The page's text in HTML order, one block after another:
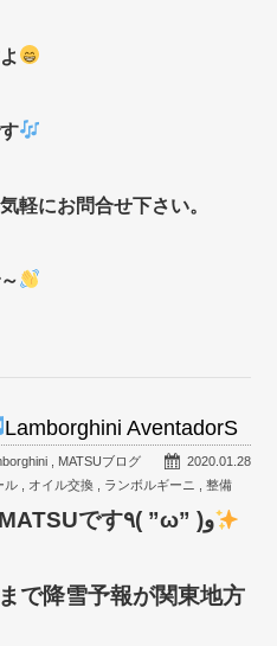
軽にお問合せ下さい。
Lamborghini AventadorS
2020.01.28
, MATSUブログ
ル, オイル交換, ランボルギーニ 整備
みなさんこんばんは～MATSUです٩( ”ω” )و
で降雪予報が関東地方